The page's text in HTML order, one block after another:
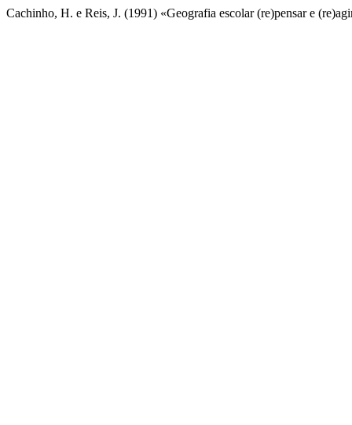
Cachinho, H. e Reis, J. (1991) «Geografia escolar (re)pensar e